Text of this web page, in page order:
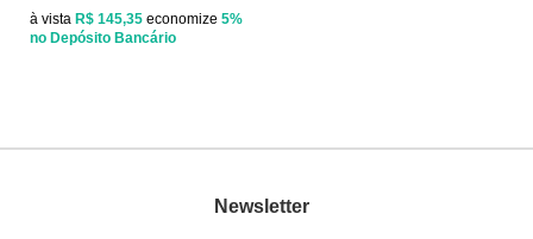
à vista R$ 145,35 economize 5%
no Depósito Bancário
Newsletter